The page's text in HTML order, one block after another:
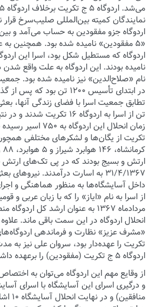
نمایندگان کمیته بین‌المللی صلیب‌سرخ قرار
اردوگاه جزو مفقودین به حساب می‌آمد و بین
«۵ مفقودین» نامیده شده بود. همچنین
اردوگاه که مستطیل ‌شکل بود، اسرا این
نامیده بودند. این اردوگاه به علت واقع
نام «صلاح‌الدین» نیز نامیده شده بود.
در ابتدای تأسیس ۱۲۰۰ تن
تن از اسرا به اردوگاه ۱۶
۳۱/۴/۱۳۶۷ به اسارت درآمدند.
داخل آسایشگاه‌ها به ‌منظور هماهنگی و
از اسرا به نام «ایاز» را که با زبان عربی و
مردادماه ۱۳۶۷ به‌ عنوان ارشد کل
انحلال اردوگاه در این سمت باقی‌ ماند.
تکریت را عهده‌دار بود، سروان علی نیز به
اردوگاه ۵ ج تکریت (مفقودین) را برعهده داشت.